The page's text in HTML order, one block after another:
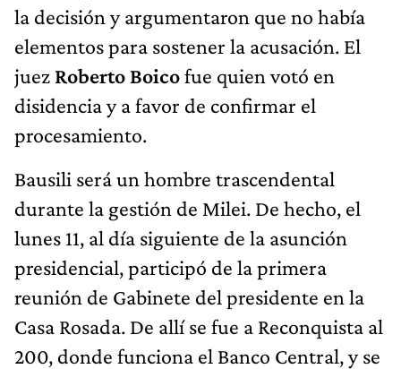
la decisión y argumentaron que no había
elementos para sostener la acusación. El
juez Roberto Boicofue quien votó en
disidencia y a favor de confirmar el
procesamiento.
Bausili será un hombre trascendental
durante la gestión de Milei. De hecho, el
lunes 11, al día siguiente de la asunción
presidencial, participó de la primera
reunión de Gabinete del presidente en la
Casa Rosada. De allí se fue a Reconquista al
200, donde funciona el Banco Central, y se